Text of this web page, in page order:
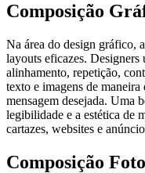
Composição
Na área do design gráfico,
layouts eficazes.
alinhamento, repetição,
texto e imagens de maneira
mensagem desejada. Uma
legibilidade e a estética de
cartazes, websites e
Composição